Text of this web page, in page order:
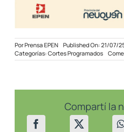
PorPrensa EPEN Published On: 21/07/
Categorías:Cortes Programados
Compartí la